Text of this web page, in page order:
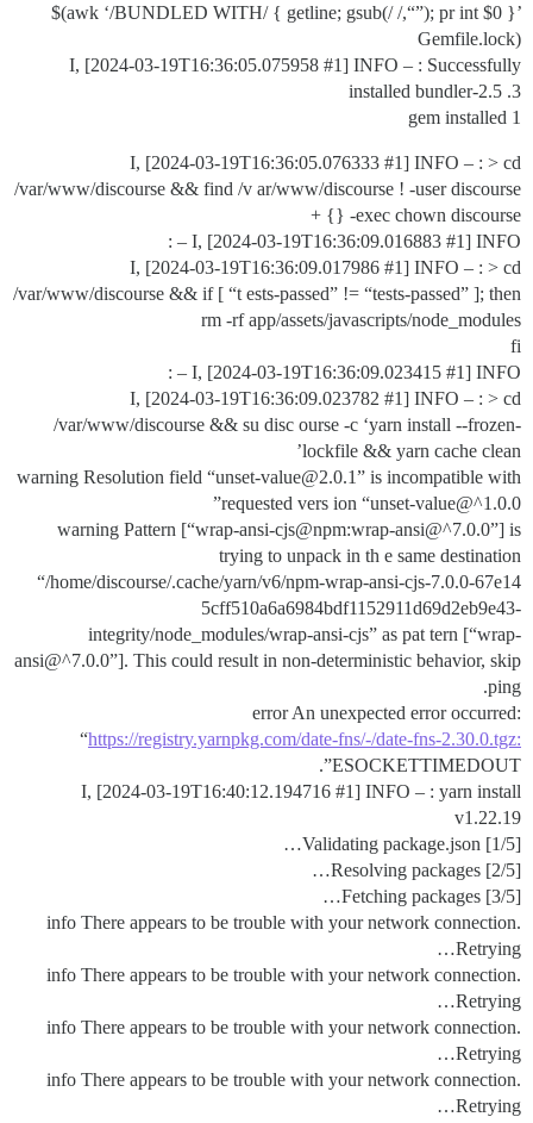
$(awk ‘/BUNDLED WITH/ { getline; gsub(/ /,“”); pr int $0 }’
Gemfile.lock)
I, [2024-03-19T16:36:05.075958 #1] INFO – : Successfully
installed bundler-2.5 .3
1 gem installed
I, [2024-03-19T16:36:05.076333 #1] INFO – : > cd
/var/www/discourse && find /v ar/www/discourse ! -user discourse
-exec chown discourse {} +
I, [2024-03-19T16:36:09.016883 #1] INFO – :
I, [2024-03-19T16:36:09.017986 #1] INFO – : > cd
/var/www/discourse && if [ “t ests-passed” != “tests-passed” ]; then
rm -rf app/assets/javascripts/node_modules
fi
I, [2024-03-19T16:36:09.023415 #1] INFO – :
I, [2024-03-19T16:36:09.023782 #1] INFO – : > cd
/var/www/discourse && su disc ourse -c ‘yarn install --frozen-
lockfile && yarn cache clean’
warning Resolution field “unset-value@2.0.1” is incompatible with
requested vers ion “unset-value@^1.0.0”
warning Pattern [“wrap-ansi-cjs@npm:wrap-ansi@^7.0.0”] is
trying to unpack in th e same destination
“/home/discourse/.cache/yarn/v6/npm-wrap-ansi-cjs-7.0.0-67e14
5cff510a6a6984bdf1152911d69d2eb9e43-
integrity/node_modules/wrap-ansi-cjs” as pat tern [“wrap-
ansi@^7.0.0”]. This could result in non-deterministic behavior, skip
ping.
error An unexpected error occurred:
“https://registry.yarnpkg.com/date-fns/-/date-fns-2.30.0.tgz:
ESOCKETTIMEDOUT”.
I, [2024-03-19T16:40:12.194716 #1] INFO – : yarn install
v1.22.19
[1/5] Validating package.json…
[2/5] Resolving packages…
[3/5] Fetching packages…
info There appears to be trouble with your network connection.
Retrying…
info There appears to be trouble with your network connection.
Retrying…
info There appears to be trouble with your network connection.
Retrying…
info There appears to be trouble with your network connection.
Retrying…